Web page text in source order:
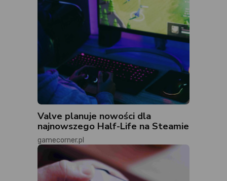
Valve planuje nowości dla
najnowszego Half-Life na Steamie
gamecorner.pl